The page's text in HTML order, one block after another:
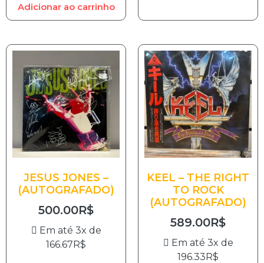
Adicionar ao carrinho
JESUS JONES –
(AUTOGRAFADO)
500.00R$
Em até 3x de
166.67R$
KEEL – THE RIGHT
TO ROCK
(AUTOGRAFADO)
589.00R$
Em até 3x de
196.33R$